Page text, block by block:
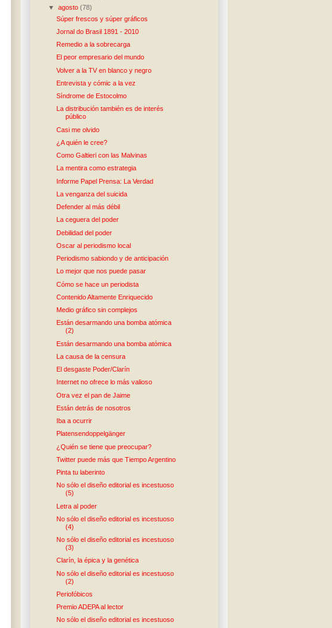
▼agosto(78)
Súper frescos y súper gráficos
Jornal do Brasil 1891 - 2010
Remedio a la sobrecarga
El peor empresario del mundo
Volver a la TV en blanco y negro
Entrevista y cómic a la vez
Síndrome de Estocolmo
La distribución también es de interés
público
Casi me olvido
¿A quién le cree?
Como Galtieri con las Malvinas
La mentira como estrategia
Informe Papel Prensa: La Verdad
La venganza del suicida
Defender al más débil
La ceguera del poder
Debilidad del poder
Oscar al periodismo local
Periodismo sabiondo y de anticipación
Lo mejor que nos puede pasar
Cómo se hace un periodista
Contenido Altamente Enriquecido
Medio gráfico sin complejos
Están desarmando una bomba atómica
(2)
Están desarmando una bomba atómica
La causa de la censura
El desgaste Poder/Clarín
Internet no ofrece lo más valioso
Otra vez el pan de Jaime
Están detrás de nosotros
Iba a ocurrir
Platensendoppelgänger
¿Quién se tiene que preocupar?
Twitter puede más que Tiempo Argentino
Pinta tu laberinto
No sólo el diseño editorial es incestuoso
(5)
Letra al poder
No sólo el diseño editorial es incestuoso
(4)
No sólo el diseño editorial es incestuoso
(3)
Clarín, la épica y la genética
No sólo el diseño editorial es incestuoso
(2)
Periofóbicos
Premio ADEPA al lector
No sólo el diseño editorial es incestuoso